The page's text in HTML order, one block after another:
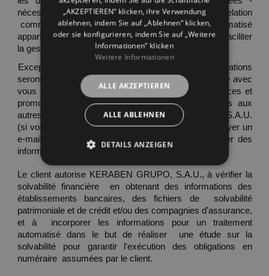
nécessaires pour la réalisation effective de la relation
commerciale - ont été insérées dans un fichier automatisé
appartenant à  KERABEN GRUPO, S.A.U., afin de faciliter
la gestion comptable et  administrative de la société.
Excepté si vous déclarez le contraire, les informations
seront utilisées pour  maintenir un contact périodique avec
vous et pour vous informer de nos produits,  services et
promotions. Elles pourront uniquement être cédées aux
autres  sociétés associées à KERABEN GRUPO, S.A.U.
(si vous souhaitez les  connaître, vous pouvez envoyer un
e-mail à lopd@keraben.com), afin de vous  envoyer des
informations relatives à leurs produits et à leurs offres.
Le client autorise KERABEN GRUPO, S.A.U., à vérifier la
solvabilité financière  en obtenant des informations des
établissements bancaires, des fichiers de  solvabilité
patrimoniale et de crédit et/ou des compagnies d'assurance,
et à  incorporer les informations pour un traitement
automatisé dans le but de réaliser  une étude sur la
solvabilité pour garantir l'exécution des obligations en
numéraire  assumées par le client.
„AKZEPTIEREN“ klicken, ihre Verwendung
ablehnen, indem Sie auf „Ablehnen“ klicken,
oder sie konfigurieren, indem Sie auf „Weitere
Informationen“ klicken
Weitere Informationen
ALLE AKZEPTIEREN
ALLE ABLEHNEN
DETAILS ANZEIGEN